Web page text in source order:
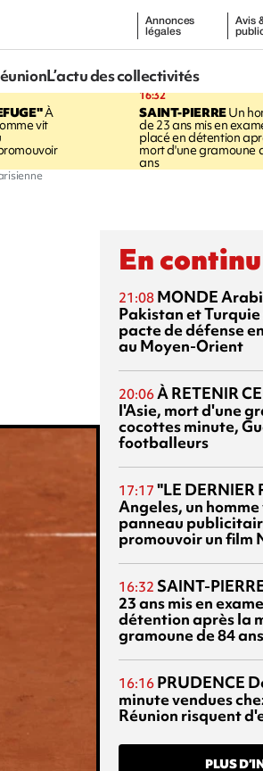
Annonces
légales
Avis
L’actu des collectivités
À
vit
16:32
SAINT-PIERREUn
de 23 ans mis en
placé en détention
mort d'une gramoune
ans
En continu
21:08 MONDE
Pakistan et
pacte de défense
au Moyen-Orient
20:06À RETENIR
l'Asie, mort d'une
cocottes minute,
footballeurs
17:17 "LE DERNIER
Angeles, un
panneau
promouvoir un film
16:32 SAINT-
23 ans mis en
détention après la
gramoune de 84 ans
16:16 PRUDENCE
minute vendues
Réunion risquent
PLUS